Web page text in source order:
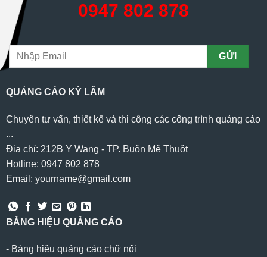
0947 802 878
QUẢNG CÁO KỲ LÂM
Chuyên tư vấn, thiết kế và thi công các công trình quảng cáo
...
Địa chỉ: 212B Y Wang - TP. Buôn Mê Thuột
Hotline: 0947 802 878
Email: yourname@gmail.com
BẢNG HIỆU QUẢNG CÁO
- Bảng hiệu quảng cáo chữ nổi